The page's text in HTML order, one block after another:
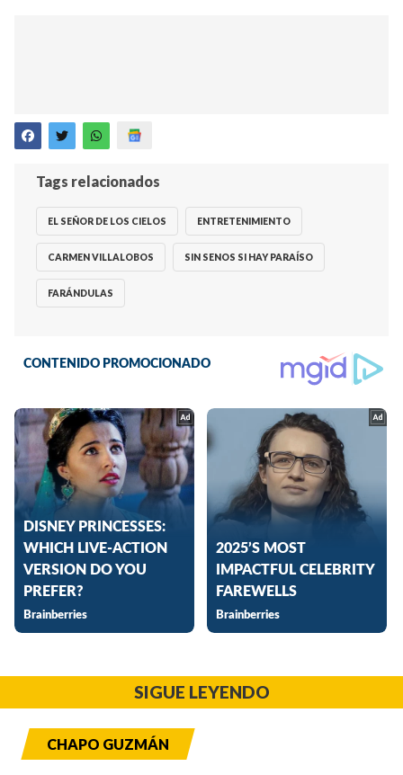
Tags relacionados
EL SEÑOR DE LOS CIELOS ENTRETENIMIENTO
CARMEN VILLALOBOS SIN SENOS SI HAY PARAÍSO
FARÁNDULAS
SIGUE LEYENDO
CHAPO GUZMÁN